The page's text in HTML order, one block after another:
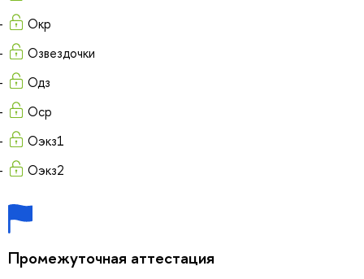
Окр
Озвездочки
Одз
Оср
Оэкз1
Оэкз2
Промежуточная аттестация